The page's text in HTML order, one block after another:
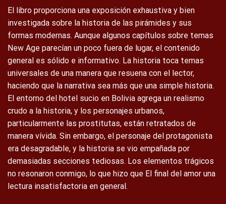
El libro proporciona una exposición exhaustiva y bien
investigada sobre la historia de las pirámides y sus
formas modernas. Aunque algunos capítulos sobre temas
New Age parecían un poco fuera de lugar, el contenido
general es sólido e informativo. La historia toca temas
universales de una manera que resuena con el lector,
haciendo que la narrativa sea más que una simple historia.
El entorno del hotel sucio en Bolivia agrega un realismo
crudo a la historia, y los personajes urbanos,
particularmente las prostitutas, están retratados de
manera vívida. Sin embargo, el personaje del protagonista
era desagradable, y la historia se vio empañada por
demasiadas secciones tediosas. Los elementos trágicos
no resonaron conmigo, lo que hizo que El final del amor una
lectura insatisfactoria en general.